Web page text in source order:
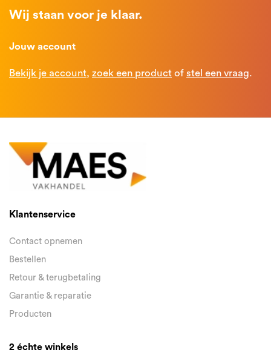
Wij staan voor je klaar.
Jouw account
Bekijk je account, zoek een product of stel een vraag.
Klantenservice
Contact opnemen
Bestellen
Retour & terugbetaling
Garantie & reparatie
Producten
2 échte winkels